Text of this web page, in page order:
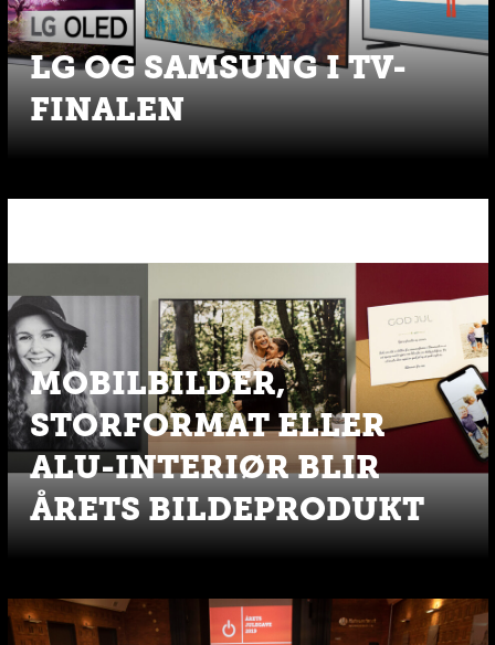
LG OG SAMSUNG I TV-
FINALEN
MOBILBILDER,
STORFORMAT ELLER
ALU-INTERIØR BLIR
ÅRETS BILDEPRODUKT